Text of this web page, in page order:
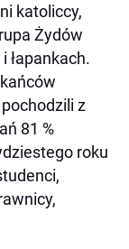
katoliccy,
Żydów
łapankach.
z
81 %
roku